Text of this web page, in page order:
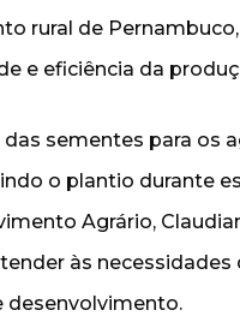
rural de
e eficiência da
sementes para os
o plantio durante
Agrário,
às
desenvolvimento.